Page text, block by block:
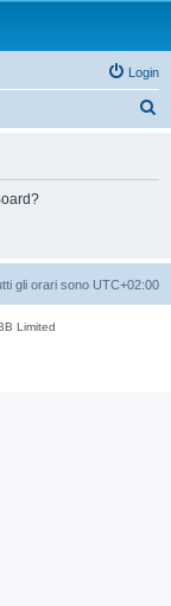
Login
gli orari sono UTC+02:00
Limited